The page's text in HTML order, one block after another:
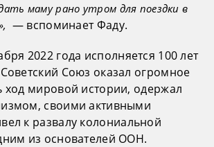
маму рано утром для поездки в
— вспоминает Фаду.
2022 года исполняется 100 лет
Союз оказал огромное
ход мировой истории, одержал
своими активными
к развалу колониальной
из основателей ООН.